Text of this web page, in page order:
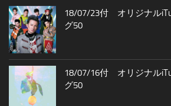
18/07/23付 オリジナル
グ50
18/07/16付 オリジナル
グ50